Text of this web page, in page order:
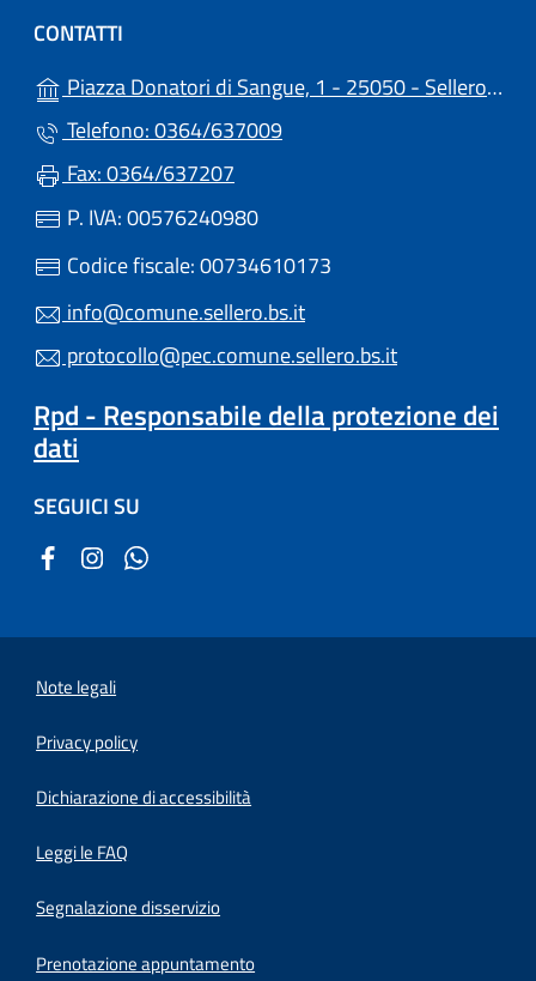
CONTATTI
Piazza Donatori di Sangue, 1 - 25050 - Sellero (BS)
Telefono: 0364/637009
Fax: 0364/637207
P. IVA: 00576240980
Codice fiscale: 00734610173
info@comune.sellero.bs.it
protocollo@pec.comune.sellero.bs.it
Rpd - Responsabile della protezione dei
dati
SEGUICI SU
Note legali
Privacy policy
Dichiarazione di accessibilità
Leggi le FAQ
Segnalazione disservizio
Prenotazione appuntamento